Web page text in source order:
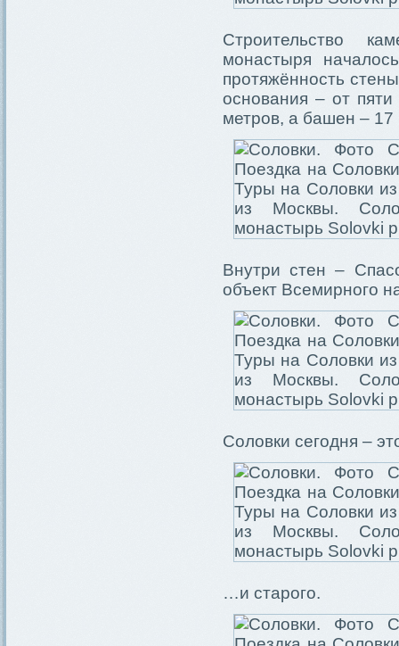
Строительство
монастыря
протяжённость
основания – от
метров, а башен – 17
Внутри стен –
объект Всемирного
Соловки сегодня –
…и старого.